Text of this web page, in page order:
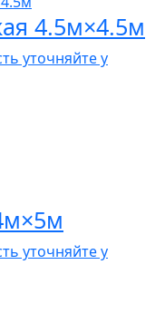
4.5м×4.5м
уточняйте у
уточняйте у